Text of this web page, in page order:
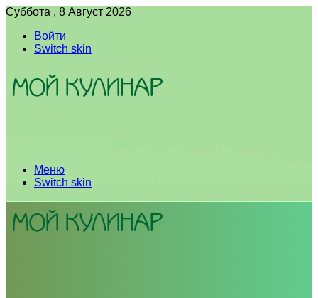
Суббота , 8 Август 2026
Войти
Switch skin
Меню
Switch skin